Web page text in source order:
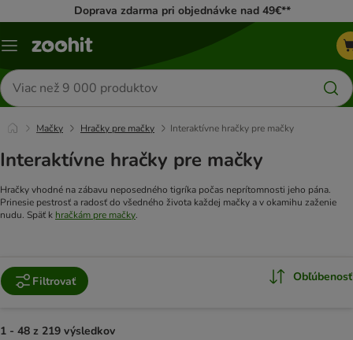
Doprava zdarma pri objednávke nad 49€**
Kategórie
Hľadať
produkty
Mačky Hračky pre mačky Interaktívne hračky pre mačky
Interaktívne hračky pre mačky
Hračky vhodné na zábavu neposedného tigríka počas neprítomnosti jeho pána.
Prinesie pestrosť a radosť do všedného života každej mačky a v okamihu zaženie
nudu. Späť k hračkám pre mačky.
Filtrovať Obľúbenosť
1 - 48 z 219 výsledkov